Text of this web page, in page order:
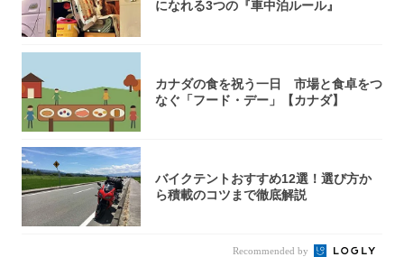
になれる3つの『車中泊ルール』
カナダの食を祝う一日 市場と食卓をつ
なぐ「フード・デー」【カナダ】
バイクテントおすすめ12選！選び方か
ら積載のコツまで徹底解説
Recommended by